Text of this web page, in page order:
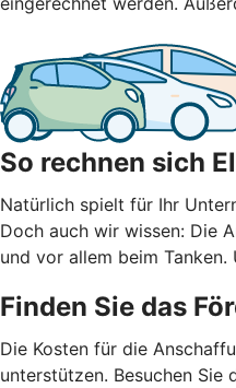
So rechnen sich
Natürlich spielt für Ihr
Doch auch wir wissen: Die
und vor allem beim
Finden Sie das
Die Kosten für die
unterstützen. Besuchen